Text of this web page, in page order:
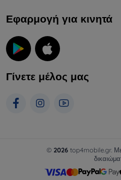
Εφαρμογή για κινητά
Γίνετε μέλος μας
© 2026top4mobile.gr.